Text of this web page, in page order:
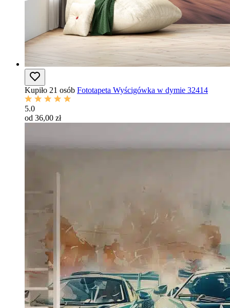
Kupiło 21 osób Fototapeta Wyścigówka w dymie 32414
5.0
od 36,00 zł